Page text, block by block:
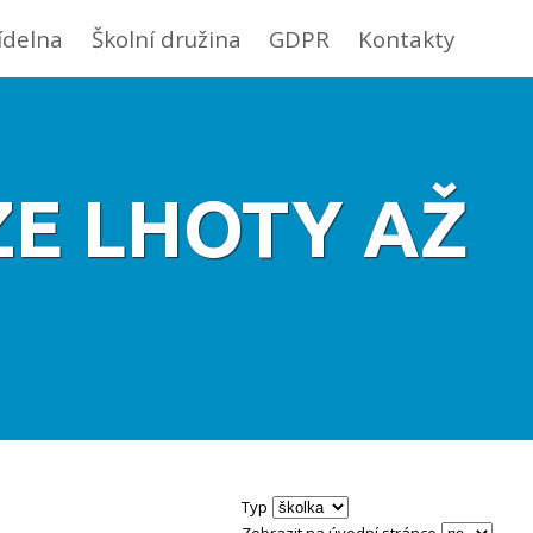
Školní družina GDPR Kontakty
LHOTY AŽ
Typ